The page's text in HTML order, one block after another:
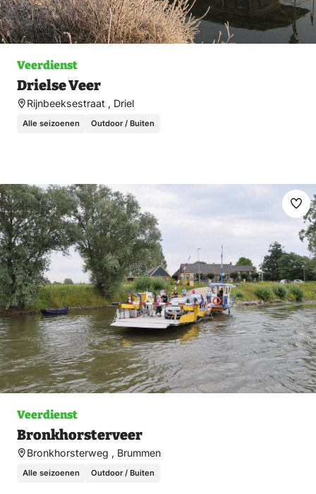
Veerdienst
Drielse Veer
Rijnbeeksestraat , Driel
Alle seizoenen Outdoor / Buiten
Veerdienst
Bronkhorsterveer
Bronkhorsterweg , Brummen
Alle seizoenen Outdoor / Buiten